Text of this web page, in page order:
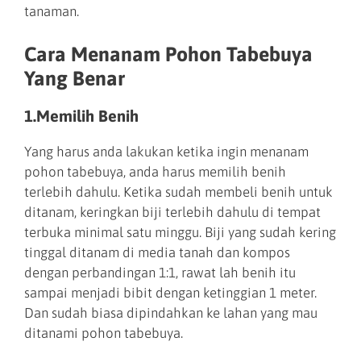
tanaman.
Cara Menanam Pohon Tabebuya
Yang Benar
1.Memilih Benih
Yang harus anda lakukan ketika ingin menanam
pohon tabebuya, anda harus memilih benih
terlebih dahulu. Ketika sudah membeli benih untuk
ditanam, keringkan biji terlebih dahulu di tempat
terbuka minimal satu minggu. Biji yang sudah kering
tinggal ditanam di media tanah dan kompos
dengan perbandingan 1:1, rawat lah benih itu
sampai menjadi bibit dengan ketinggian 1 meter.
Dan sudah biasa dipindahkan ke lahan yang mau
ditanami pohon tabebuya.